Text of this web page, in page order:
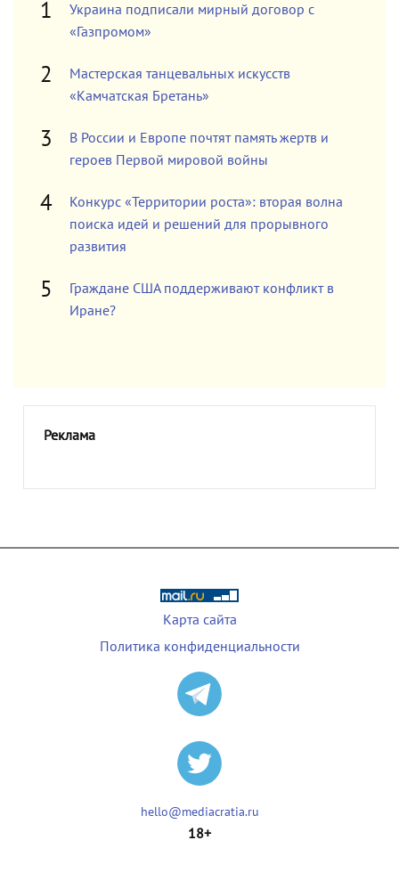
Украина подписали мирный договор с
«Газпромом»
Мастерская танцевальных искусств
«Камчатская Бретань»
В России и Европе почтят память жертв и
героев Первой мировой войны
Конкурс «Территории роста»: вторая волна
поиска идей и решений для прорывного
развития
Граждане США поддерживают конфликт в
Иране?
Реклама
Карта сайта
Политика конфиденциальности
hello@mediacratia.ru
18+